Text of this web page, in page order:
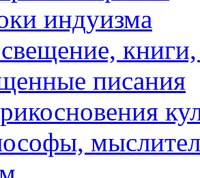
индуизма
книги,
писания